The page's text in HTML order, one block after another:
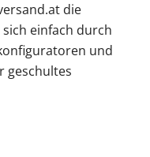
die
einfach durch
und
geschultes